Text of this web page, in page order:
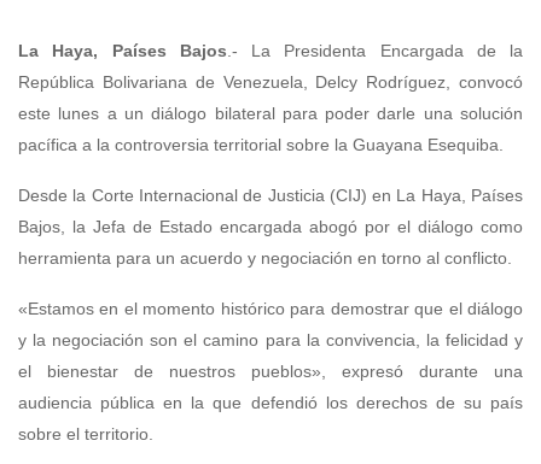
La Haya, Países Bajos .- La Presidenta Encargada de la
República Bolivariana de Venezuela, Delcy Rodríguez, convocó
este lunes a un diálogo bilateral para poder darle una solución
pacífica a la controversia territorial sobre la Guayana Esequiba.
Desde la Corte Internacional de Justicia (CIJ) en La Haya, Países
Bajos, la Jefa de Estado encargada abogó por el diálogo como
herramienta para un acuerdo y negociación en torno al conflicto.
«Estamos en el momento histórico para demostrar que el diálogo
y la negociación son el camino para la convivencia, la felicidad y
el bienestar de nuestros pueblos», expresó durante una
audiencia pública en la que defendió los derechos de su país
sobre el territorio.